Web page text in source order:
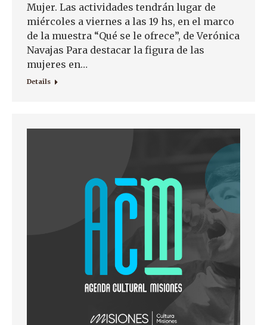
Mujer. Las actividades tendrán lugar de
miércoles a viernes a las 19 hs, en el marco
de la muestra “Qué se le ofrece”, de Verónica
Navajas Para destacar la figura de las
mujeres en…
Details